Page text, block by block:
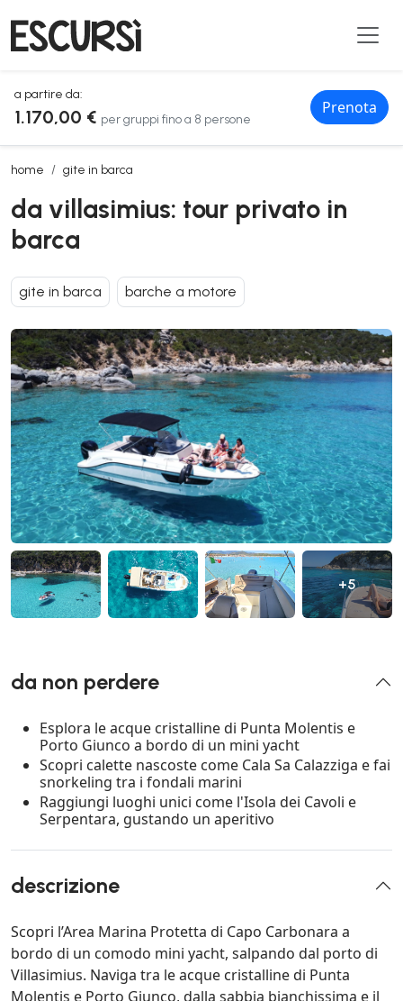
a partire da:
1.170,00 € per gruppi fino a 8 persone
Prenota
home gite in barca
da villasimius: tour privato in barca
da villasimius: tour privato in
barca
gite in barca barche a motore
+5
da non perdere
Esplora le acque cristalline di Punta Molentis e
Porto Giunco a bordo di un mini yacht
Scopri calette nascoste come Cala Sa Calazziga e fai
snorkeling tra i fondali marini
Raggiungi luoghi unici come l'Isola dei Cavoli e
Serpentara, gustando un aperitivo
descrizione
Scopri l’Area Marina Protetta di Capo Carbonara a
bordo di un comodo mini yacht, salpando dal porto di
Villasimius. Naviga tra le acque cristalline di Punta
Molentis e Porto Giunco, dalla sabbia bianchissima e il